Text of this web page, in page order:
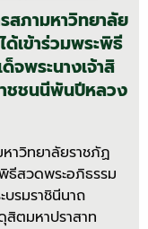
สภามหาวิทยาลัย
เข้าร่วมพระพิธี
พระนางเจ้าสิ
ชชนนีพันปีหลวง
าวิทยาลัยราชภัฏ
สวดพระอภิธรรม
รมราชินีนาถ
ตมหาปราสาท